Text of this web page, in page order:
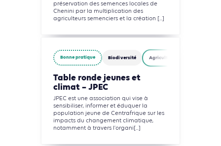
préservation des semences locales de
Chenini par la multiplication des
agriculteurs semenciers et la création [...]
Bonne pratique Biodiversité Agriculture, Foresterie et
Table ronde jeunes et
climat – JPEC
JPEC est une association qui vise à
sensibiliser, informer et éduquer la
population jeune de Centrafrique sur les
impacts du changement climatique,
notamment à travers l'organi[...]